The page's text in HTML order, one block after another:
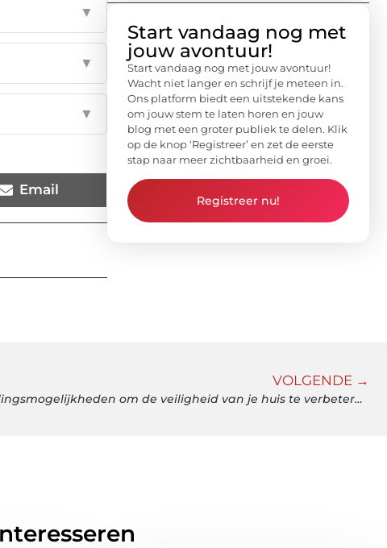
▼
▼
▼
Email
Start vandaag nog met
jouw avontuur!
Start vandaag nog met jouw avontuur!
Wacht niet langer en schrijf je meteen in.
Ons platform biedt een uitstekende kans
om jouw stem te laten horen en jouw
blog met een groter publiek te delen. Klik
op de knop ‘Registreer’ en zet de eerste
stap naar meer zichtbaarheid en groei.
Registreer nu!
VOLGENDE →
Vier extra deurvergrendelingsmogelijkheden om de veiligheid van je huis te verbeteren